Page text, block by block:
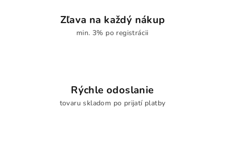
Zľava na každý nákup
min. 3% po registrácii
Rýchle odoslanie
tovaru skladom po prijatí platby